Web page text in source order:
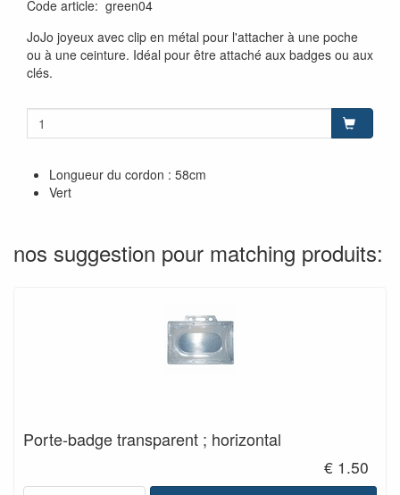
Code article: green04
JoJo joyeux avec clip en métal pour l'attacher à une poche
ou à une ceinture. Idéal pour être attaché aux badges ou aux
clés.
Longueur du cordon : 58cm
Vert
nos suggestion pour matching produits:
Porte-badge transparent ; horizontal
€ 1.50